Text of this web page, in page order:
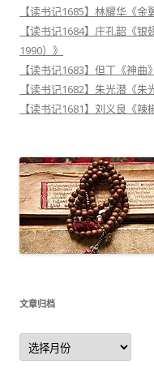
【读书记1685】林耀华《金
【读书记1684】庄孔韶《
1990）》
【读书记1683】但丁《神曲
【读书记1682】朱光潜《朱
【读书记1681】刘义良《辣
文章归档
文
章
归